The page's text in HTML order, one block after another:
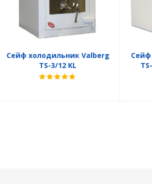
Сейф холодильник Valberg
TS-3/12 KL
Сейф